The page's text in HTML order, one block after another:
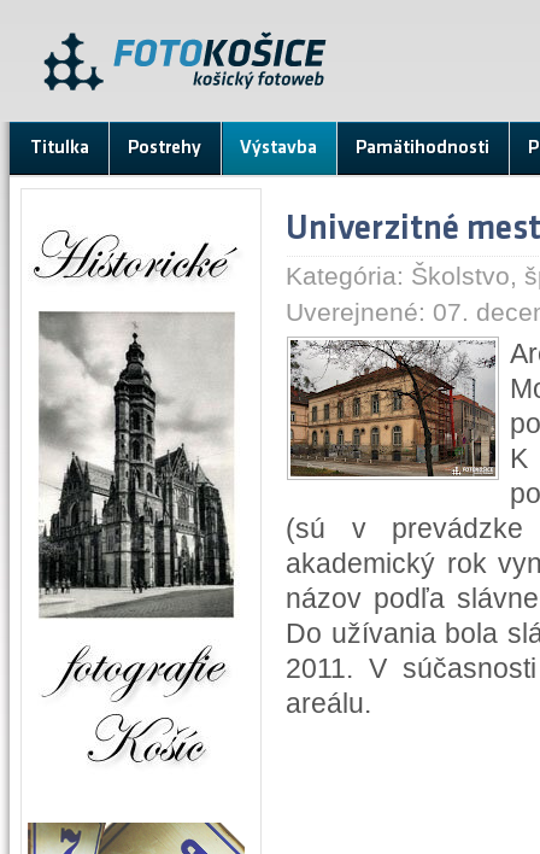
Titulka Postrehy Výstavba Pamätihodnosti
Univerzitné
Kategória: Školstvo,
Uverejnené: 07.
(sú v prevádzke
akademický rok
názov podľa
Do užívania bola
2011. V
areálu.